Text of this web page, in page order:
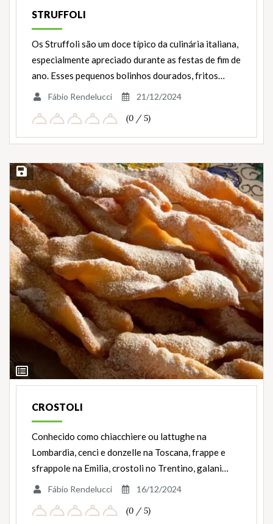
STRUFFOLI
Os Struffoli são um doce típico da culinária italiana,
especialmente apreciado durante as festas de fim de
ano. Esses pequenos bolinhos dourados, fritos…
Fábio Rendelucci 21/12/2024
(0 / 5)
Ver
Ingredientes
Salvar Receita
CROSTOLI
Conhecido como chiacchiere ou lattughe na
Lombardia, cenci e donzelle na Toscana, frappe e
sfrappole na Emilia, crostoli no Trentino, galani…
Fábio Rendelucci 16/12/2024
(0 / 5)